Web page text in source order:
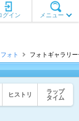
メニュー
グイン
フォト フォトギャラリ
ヒストリ
ラップ
タイム